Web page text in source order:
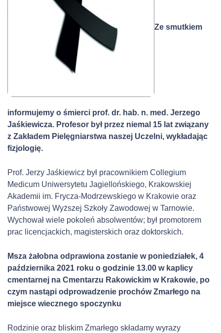
Ze smutkiem
informujemy o śmierci prof. dr. hab. n. med. Jerzego
Jaśkiewicza. Profesor był przez niemal 15 lat związany
z Zakładem Pielęgniarstwa naszej Uczelni, wykładając
fizjologię.
Prof. Jerzy Jaśkiewicz był pracownikiem Collegium
Medicum Uniwersytetu Jagiellońskiego, Krakowskiej
Akademii im. Frycza-Modrzewskiego w Krakowie oraz
Państwowej Wyższej Szkoły Zawodowej w Tarnowie.
Wychował wiele pokoleń absolwentów; był promotorem
prac licencjackich, magisterskich oraz doktorskich.
Msza żałobna odprawiona zostanie w poniedziałek, 4
października 2021 roku o godzinie 13.00 w kaplicy
cmentarnej na Cmentarzu Rakowickim w Krakowie, po
czym nastąpi odprowadzenie prochów Zmarłego na
miejsce wiecznego spoczynku
Rodzinie oraz bliskim Zmarłego składamy wyrazy